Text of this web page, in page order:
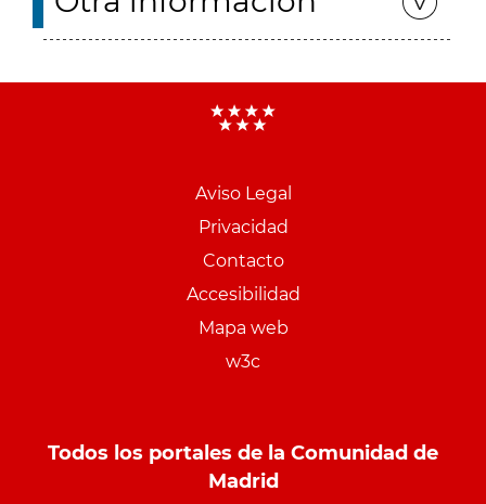
Aviso Legal
Privacidad
Contacto
Accesibilidad
Mapa web
w3c
Todos los portales de la Comunidad de
Madrid